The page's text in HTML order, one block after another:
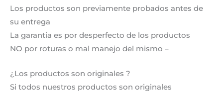
Los productos son previamente probados antes de
su entrega
La garantia es por desperfecto de los productos
NO por roturas o mal manejo del mismo –
¿Los productos son originales ?
Si todos nuestros productos son originales